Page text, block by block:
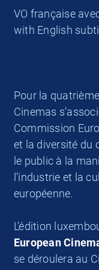
VO française
with English
Pour la
Cinemas
Commission
et la diversité du
le public à la
l’industrie et la
européenne.
L’édition
European
se déroulera au